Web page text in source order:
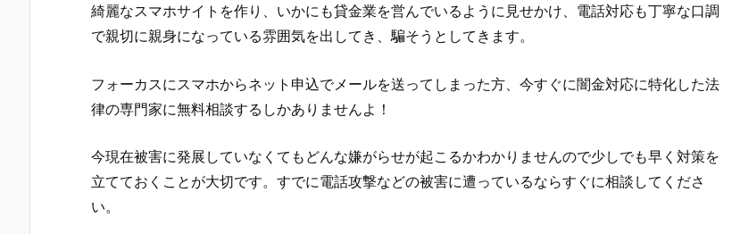
綺麗なスマホサイトを作り、いかにも貸金業を営んでいるように見せかけ、電話対応も丁寧な口調
で親切に親身になっている雰囲気を出してき、騙そうとしてきます。
フォーカスにスマホからネット申込でメールを送ってしまった方、今すぐに闇金対応に特化した法
律の専門家に無料相談するしかありませんよ！
今現在被害に発展していなくてもどんな嫌がらせが起こるかわかりませんので少しでも早く対策を
立てておくことが大切です。すでに電話攻撃などの被害に遭っているならすぐに相談してくださ
い。